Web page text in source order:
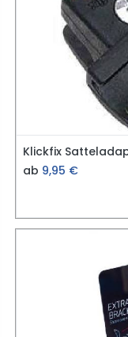
Klickfix
ab 9,95 €